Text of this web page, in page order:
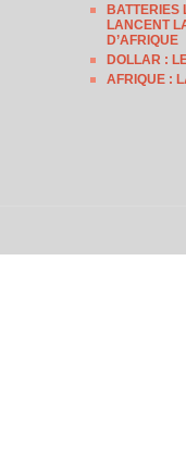
BATTERIES
LANCENT
D’AFRIQUE
DOLLAR :
AFRIQUE :